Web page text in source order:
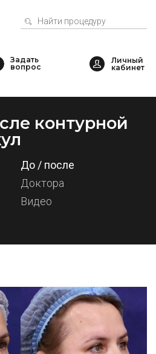
Задать
вопрос
контурной
До / после
Доктора
Видео